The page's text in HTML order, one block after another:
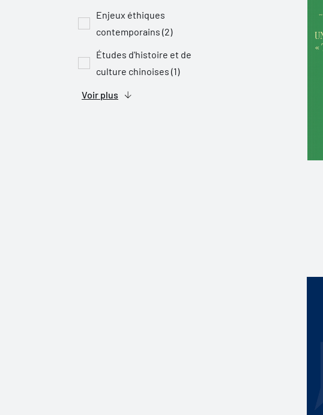
Enjeux éthiques
contemporains (2)
Études d'histoire et de
culture chinoises (1)
Voir plus